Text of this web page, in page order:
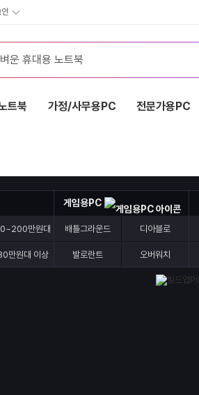
트북 가정/사무용PC 전문가용PC
만원대
만원대 이상
게임용PC
배틀그라운드 디아블로
발로란트 오버워치